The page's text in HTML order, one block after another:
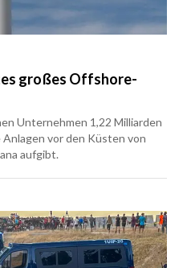
großes Offshore-
Unternehmen 1,22 Milliarden
Anlagen vor den Küsten von
aufgibt.